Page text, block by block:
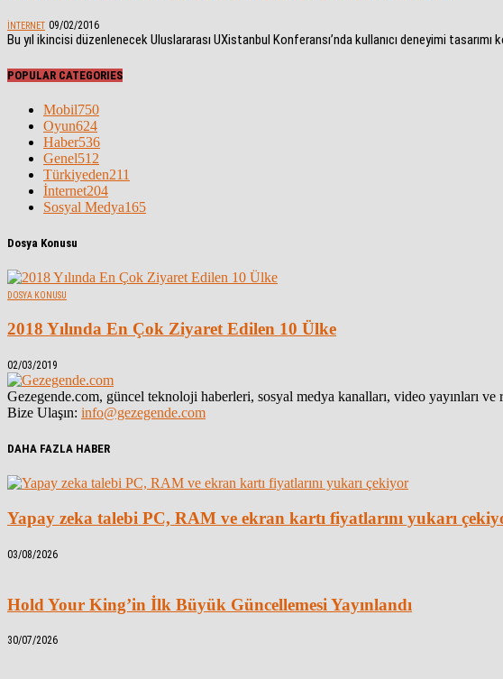
İNTERNET 09/02/2016
Bu yıl ikincisi düzenlenecek Uluslararası UXistanbul Konferansı’nda kullanıcı deneyimi
POPULAR CATEGORIES
Mobil750
Oyun624
Haber536
Genel512
Türkiyeden211
İnternet204
Sosyal Medya165
Dosya Konusu
DOSYA KONUSU
2018 Yılında En Çok Ziyaret Edilen 10 Ülke
02/03/2019
Gezegende.com, güncel teknoloji haberleri, sosyal medya kanalları, video yayınları
Bize Ulaşın: info@gezegende.com
DAHA FAZLA HABER
Yapay zeka talebi PC, RAM ve ekran kartı fiyatlarını yukarı
03/08/2026
Hold Your King’in İlk Büyük Güncellemesi Yayınlandı
30/07/2026